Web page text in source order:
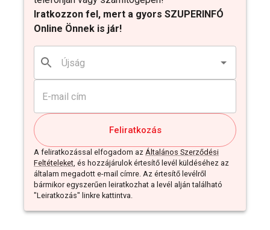
Iratkozzon fel, mert a gyors SZUPERINFÓ
Online Önnek is jár!
Feliratkozás
A feliratkozással elfogadom az Általános Szerződési
Feltételeket, és hozzájárulok értesítő levél küldéséhez az
általam megadott e-mail címre. Az értesítő levélről
bármikor egyszerűen leiratkozhat a levél alján található
"Leiratkozás" linkre kattintva.